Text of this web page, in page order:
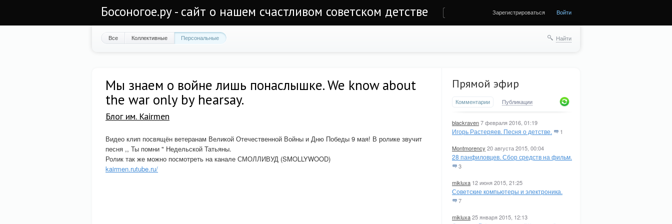
Босоногое.ру - сайт о нашем счастливом советском детстве Зарегистрироваться Войти
Все Коллективные Персональные Найти
Прямой эфир
Комментарии Публикации
blackraven7 февраля 2016, 01:19
Игорь Растеряев. Песня о детстве. 1
Montmorency 20 августа 2015, 00:04
28 панфиловцев. Сбор средств на фильм.
3
mikluxa 12 июня 2015, 21:25
Советские компьютеры и электроника.
7
mikluxa25 января 2015, 12:13
Мы знаем о войне лишь понаслышке. We know about
the war only by hearsay.
Блог им. Kairmen
Видео клип посвящён ветеранам Великой Отечественной Войны и Дню Победы 9 мая! В ролике звучит
песня ,, Ты помни " Недельской Татьяны.
Ролик так же можно посмотреть на канале СМОЛЛИВУД (SMOLLYWOOD)
kairmen.rutube.ru/